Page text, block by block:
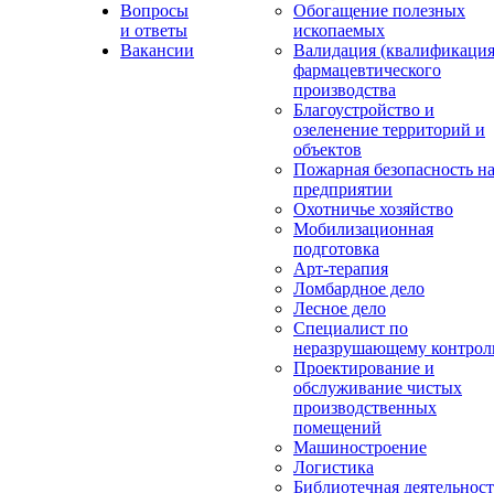
Вопросы
и ответы
Вакансии
Обогащение полезных
ископаемых
Валидация
фармацевтического
производства
Благоустройство и
озеленение территорий и
объектов
Пожарная безопасность на
предприятии
Охотничье хозяйство
Мобилизационная
подготовка
Арт-терапия
Ломбардное дело
Лесное дело
Специалист по
неразрушающему
Проектирование и
обслуживание чистых
производственных
помещений
Машиностроение
Логистика
Библиотечная